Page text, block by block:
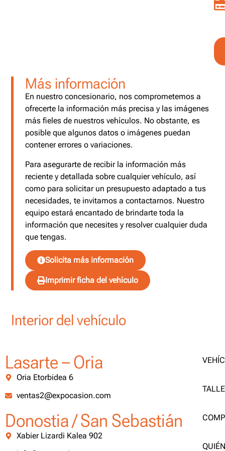
Más información
En nuestro concesionario, nos comprometemos a
ofrecerte la información más precisa y las imágenes
más fieles de nuestros vehículos. No obstante, es
posible que algunos datos o imágenes puedan
contener errores o variaciones.
Para asegurarte de recibir la información más
reciente y detallada sobre cualquier vehículo, así
como para solicitar un presupuesto adaptado a tus
necesidades, te invitamos a contactarnos. Nuestro
equipo estará encantado de brindarte toda la
información que necesites y resolver cualquier duda
que tengas.
Solicita más información
Imprimir ficha del vehículo
Interior del vehículo
Lasarte – Oria
Oria Etorbidea 6
ventas2@expocasion.com
Donostia / San Sebastián
Xabier Lizardi Kalea 902